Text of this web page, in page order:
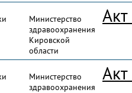
Министерство
здравоохранения
Кировской
области
Министерство
здравоохранения